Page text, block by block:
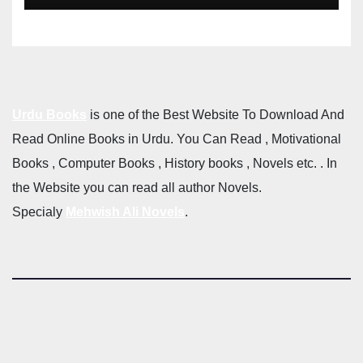
is one of the Best Website To Download And
Read Online Books in Urdu. You Can Read , Motivational
Books , Computer Books , History books , Novels etc. . In
the Website you can read all author Novels.
Specialy
.